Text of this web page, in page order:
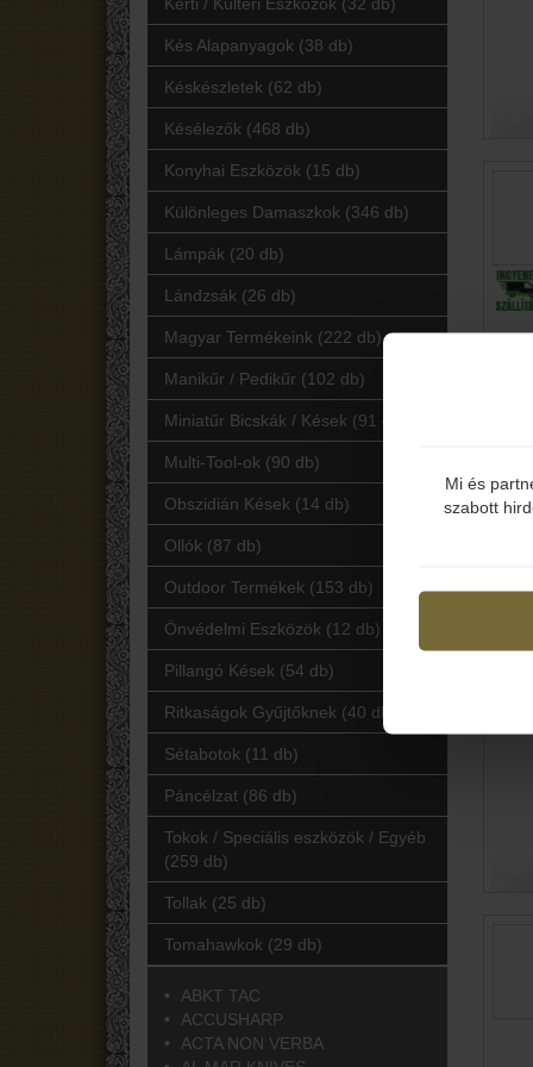
Kés Alapanyagok (38 db)
Késkészletek (62 db)
Késélezők (468 db)
Konyhai Eszközök (15 db)
Különleges Damaszkok (346 db)
Lámpák (20 db)
Lándzsák (26 db)
Magyar Termékeink (222 db)
Manikűr / Pedikűr (102 db)
Miniatűr Bicskák / Kések (91 db)
Multi-Tool-ok (90 db)
Obszidián Kések (14 db)
Ollók (87 db)
Outdoor Termékek (153 db)
Önvédelmi Eszközök (12 db)
Pillangó Kések (54 db)
Ritkaságok Gyűjtőknek (40 db)
Sétabotok (11 db)
Páncélzat (86 db)
Tokok / Speciális eszközök / Egyéb
(259 db)
Tollak (25 db)
Tomahawkok (29 db)
ABKT TAC
ACCUSHARP
ACTA NON VERBA
Mi és
szabott